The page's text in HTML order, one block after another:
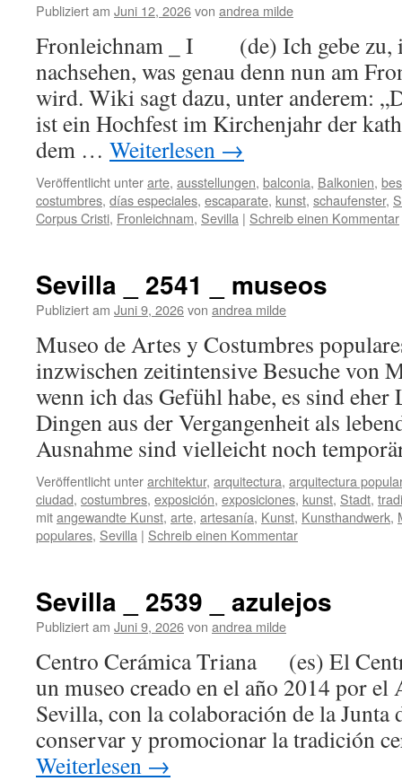
Publiziert am Juni 12, 2026von andrea milde
Fronleichnam _ I (de) Ich gebe zu,
nachsehen, was genau denn nun am
wird. Wiki sagt dazu, unter anderem:
ist ein Hochfest im Kirchenjahr der
dem … Weiterlesen →
Veröffentlicht unterarte, ausstellungen, balconia, Balkonien,
costumbres, días especiales, escaparate, kunst, schaufenster,
Corpus Cristi, Fronleichnam, Sevilla | Schreib einen Kommentar
Sevilla _ 2541 _ museos
Publiziert am Juni 9, 2026von andrea milde
Museo de Artes y Costumbres
inzwischen zeitintensive Besuche von
wenn ich das Gefühl habe, es sind eher
Dingen aus der Vergangenheit als
Ausnahme sind vielleicht noch
Veröffentlicht unterarchitektur, arquitectura, arquitectura popular
ciudad, costumbres, exposición, exposiciones, kunst, Stadt,
mitangewandte Kunst, arte, artesanía, Kunst, Kunsthandwerk,
populares, Sevilla | Schreib einen Kommentar
Sevilla _ 2539 _ azulejos
Publiziert am Juni 9, 2026von andrea milde
Centro Cerámica Triana (es) El
un museo creado en el año 2014 por el
Sevilla, con la colaboración de la Junta
conservar y promocionar la tradición
Weiterlesen →